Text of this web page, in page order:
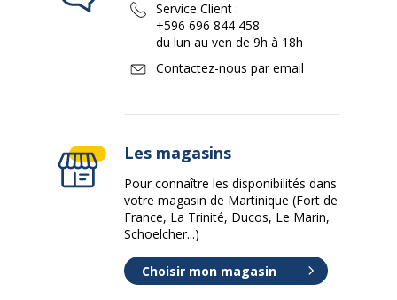
Service Client :
+596 696 844 458
du lun au ven de 9h à 18h
Contactez-nous par email
Les magasins
Pour connaître les disponibilités dans
votre magasin de Martinique (Fort de
France, La Trinité, Ducos, Le Marin,
Schoelcher...)
Choisir mon magasin